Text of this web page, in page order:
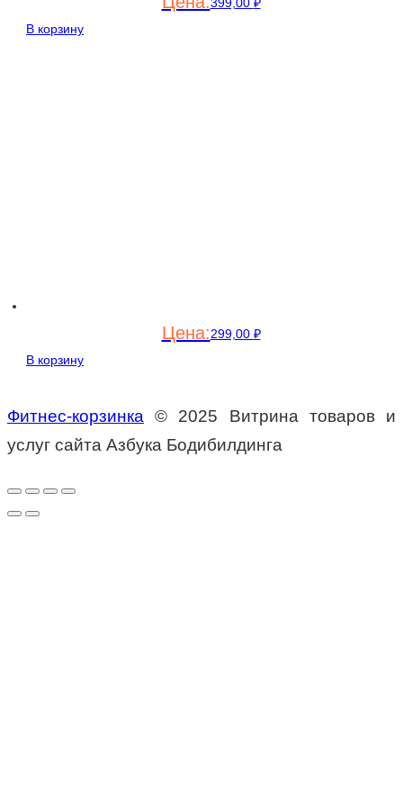
399,00 ₽
В корзину
299,00 ₽
В корзину
Фитнес-корзинка © 2025 Витрина товаров и
услуг сайта Азбука Бодибилдинга